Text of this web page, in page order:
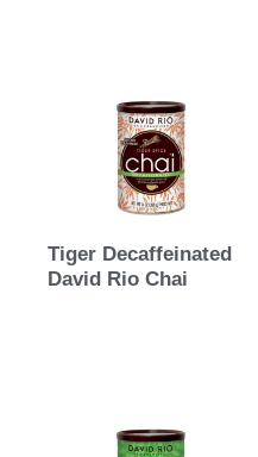
Tiger Decaffeinated
David Rio Chai